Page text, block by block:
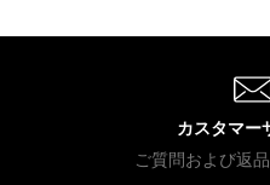
カスタマー
ご質問および返